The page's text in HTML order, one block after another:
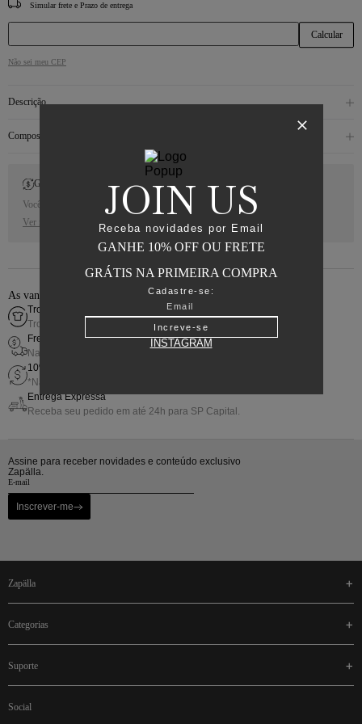
CEP
Não sei meu CEP
Descrição
Composição
Gift Back
Você receberá 10% de Cash Back para a sua próxima compra.
Ver regras
As vantagens de comprar online
Troca fácil
Troca simples e rápida
Frete grátis
Nas compras acima de R$800,00
10% de Gift Back em sua próxima compra
*Não cumulativo com outras promoções.
Entrega Expressa
Receba seu pedido em até 24h para SP Capital.
Assine para receber novidades e conteúdo exclusivo
Zapälla.
Inscrever-me
zapälla
categorias
suporte
social
JOIN US
Receba novidades por Email
GANHE 10% OFF OU FRETE
GRÁTIS NA PRIMEIRA COMPRA
Cadastre-se:
Increve-se
INSTAGRAM